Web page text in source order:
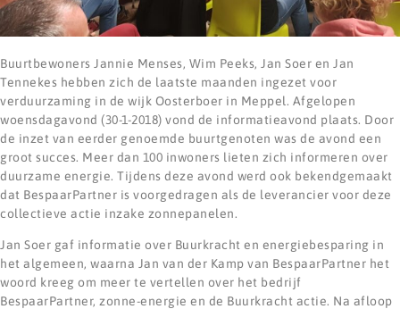
Buurtbewoners Jannie Menses, Wim Peeks, Jan Soer en Jan
Tennekes hebben zich de laatste maanden ingezet voor
verduurzaming in de wijk Oosterboer in Meppel. Afgelopen
woensdagavond (30-1-2018) vond de informatieavond plaats. Door
de inzet van eerder genoemde buurtgenoten was de avond een
groot succes. Meer dan 100 inwoners lieten zich informeren over
duurzame energie. Tijdens deze avond werd ook bekendgemaakt
dat BespaarPartner is voorgedragen als de leverancier voor deze
collectieve actie inzake zonnepanelen.
Jan Soer gaf informatie over Buurkracht en energiebesparing in
het algemeen, waarna Jan van der Kamp van BespaarPartner het
woord kreeg om meer te vertellen over het bedrijf
BespaarPartner, zonne-energie en de Buurkracht actie. Na afloop